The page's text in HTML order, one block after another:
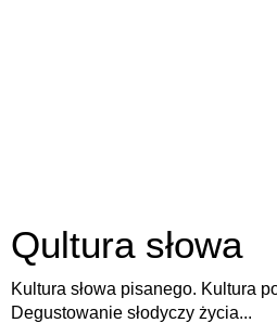
Qultura słowa
Kultura słowa pisanego. Kultura
Degustowanie słodyczy życia...